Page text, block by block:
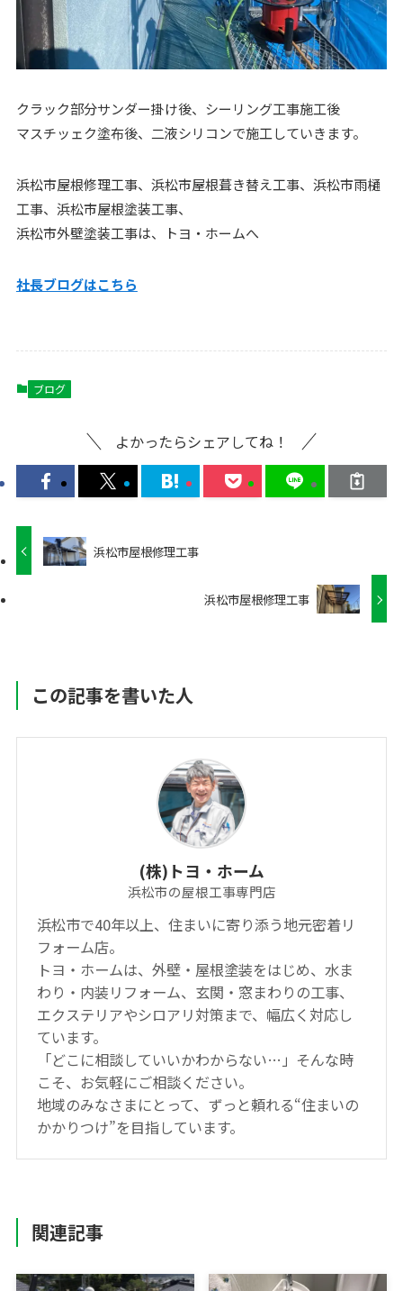
クラック部分サンダー掛け後、シーリング工事施工後
マスチッェク塗布後、二液シリコンで施工していきます。
浜松市屋根修理工事、浜松市屋根葺き替え工事、浜松市雨樋
工事、浜松市屋根塗装工事、
浜松市外壁塗装工事は、トヨ・ホームへ
社長ブログはこちら
ブログ
よかったらシェアしてね！
浜松市屋根修理工事
浜松市屋根修理工事
この記事を書いた人
(株)トヨ・ホーム
浜松市の屋根工事専門店
浜松市で40年以上、住まいに寄り添う地元密着リ
フォーム店。
トヨ・ホームは、外壁・屋根塗装をはじめ、水ま
わり・内装リフォーム、玄関・窓まわりの工事、
エクステリアやシロアリ対策まで、幅広く対応し
ています。
「どこに相談していいかわからない…」そんな時
こそ、お気軽にご相談ください。
地域のみなさまにとって、ずっと頼れる“住まいの
かかりつけ”を目指しています。
関連記事